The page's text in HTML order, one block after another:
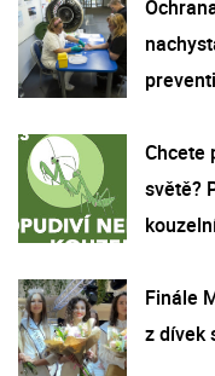
Chcete
světě?
Finále
z dívek